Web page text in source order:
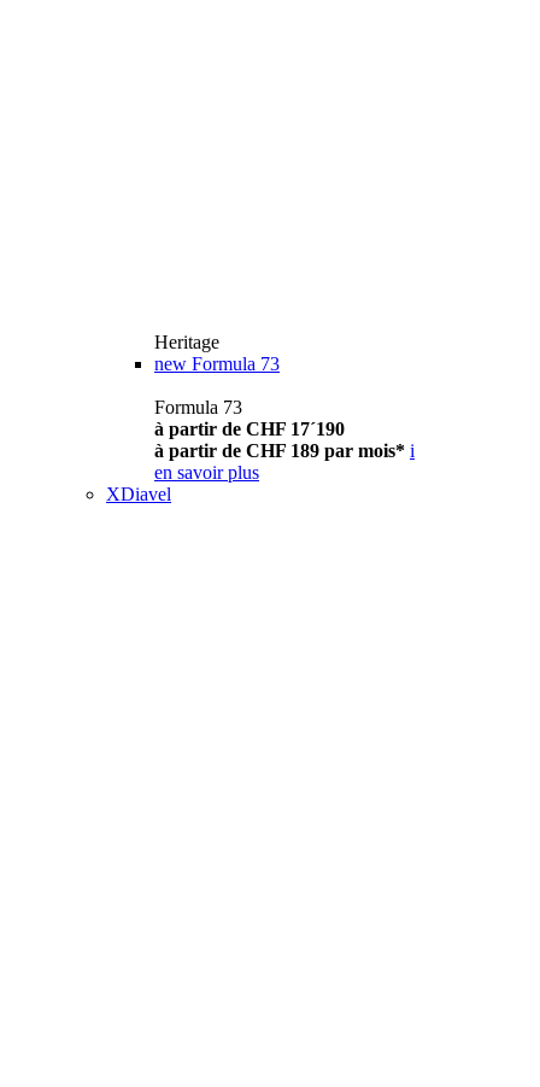
Heritage
new Formula 73
Formula 73
à partir de CHF 17´190
à partir de CHF 189 par mois* i
en savoir plus
XDiavel